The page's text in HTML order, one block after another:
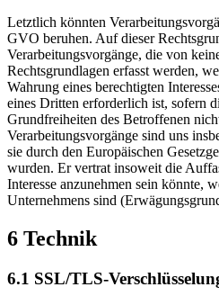
Letztlich könnten
GVO beruhen. Auf dieser
Verarbeitungsvorgänge, die von
Rechtsgrundlagen erfasst werden,
Wahrung eines berechtigten
eines Dritten erforderlich ist, sofern
Grundfreiheiten des Betroffenen
Verarbeitungsvorgänge sind uns
sie durch den Europäischen
wurden. Er vertrat insoweit die
Interesse anzunehmen sein könnte,
Unternehmens sind
6 Technik
6.1 SSL/TLS-